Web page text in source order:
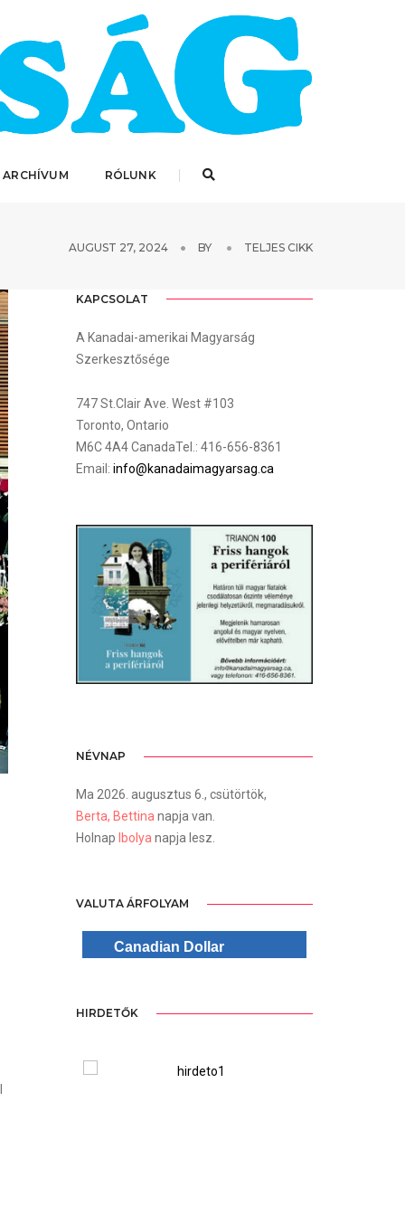
ARCHÍVUM RÓLUNK
AUGUST 27, 2024 BY TELJES CIKK
KAPCSOLAT
A Kanadai-amerikai Magyarság
Szerkesztősége
747 St.Clair Ave. West #103
Toronto, Ontario
M6C 4A4 CanadaTel.: 416-656-8361
Email: info@kanadaimagyarsag.ca
NÉVNAP
Ma 2026. augusztus 6., csütörtök,
Berta, Bettinanapja van.
Holnap Ibolyanapja lesz.
VALUTA ÁRFOLYAM
Canadian Dollar
HIRDETŐK